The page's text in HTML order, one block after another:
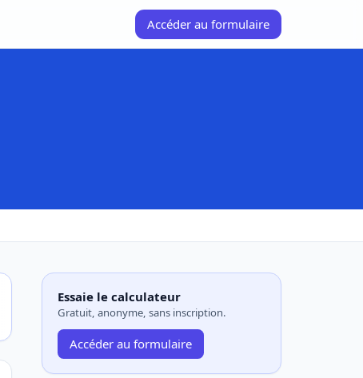
Accéder au formulaire
Essaie le calculateur
Gratuit, anonyme, sans inscription.
Accéder au formulaire